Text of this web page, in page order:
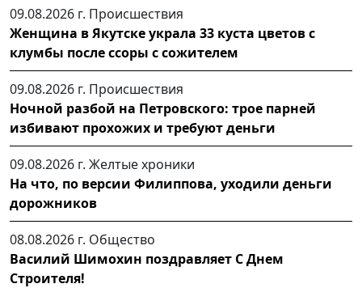
09.08.2026 г. Происшествия
Женщина в Якутске украла 33 куста цветов с
клумбы после ссоры с сожителем
09.08.2026 г. Происшествия
Ночной разбой на Петровского: трое парней
избивают прохожих и требуют деньги
09.08.2026 г. Желтые хроники
На что, по версии Филиппова, уходили деньги
дорожников
08.08.2026 г. Общество
Василий Шимохин поздравляет С Днем
Строителя!